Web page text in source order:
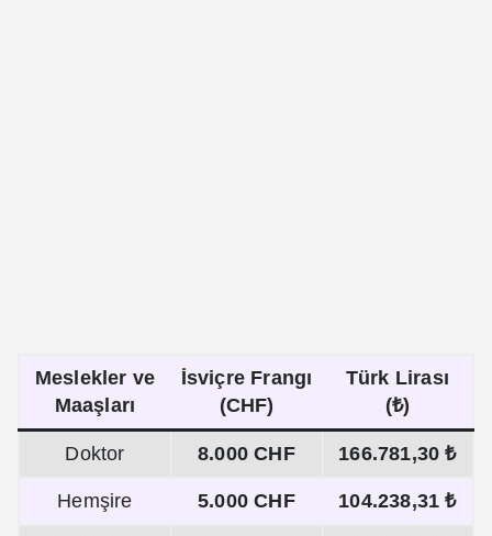
Meslekler ve
Maaşları
İsviçre Frangı
(CHF)
Türk Lirası
(₺)
Doktor 8.000 CHF 166.781,30 ₺
Hemşire 5.000 CHF 104.238,31 ₺